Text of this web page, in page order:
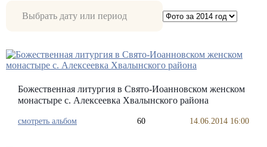
Божественная литургия в Свято-Иоанновском женском
монастыре с. Алексеевка Хвалынского района
смотреть альбом 60 14.06.2014 16:00